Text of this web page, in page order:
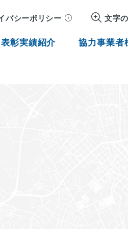
バシーポリシー 文字
彰実績紹介 協力事業者